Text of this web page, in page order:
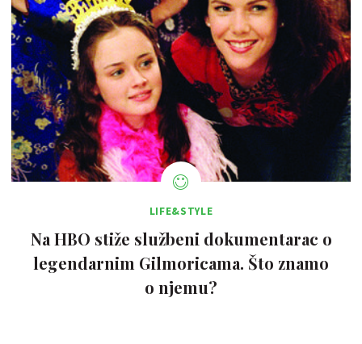
LIFE&STYLE
Na HBO stiže službeni dokumentarac o
legendarnim Gilmoricama. Što znamo
o njemu?